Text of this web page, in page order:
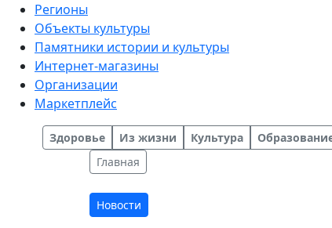
Регионы
Объекты культуры
Памятники истории и культуры
Интернет-магазины
Организации
Маркетплейс
Здоровье Из жизни Культура
Главная
Новости